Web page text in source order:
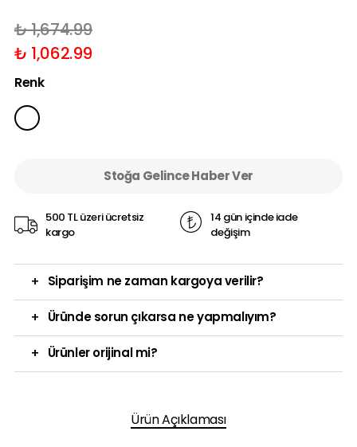
₺ 1,674.99
₺ 1,062.99
Renk
Stoğa Gelince Haber Ver
500 TL üzeri ücretsiz
kargo
14 gün içinde iade
değişim
+ Siparişim ne zaman kargoya verilir?
+ Üründe sorun çıkarsa ne yapmalıyım?
+ Ürünler orijinal mi?
Ürün Açıklaması